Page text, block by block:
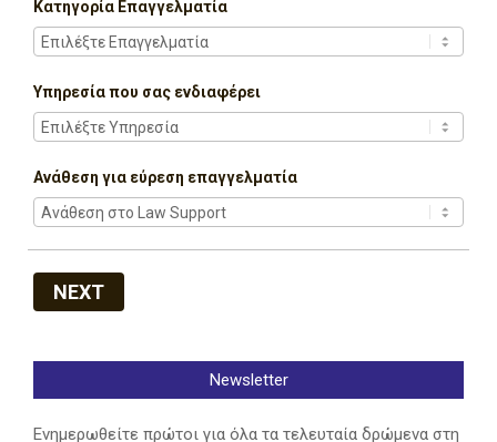
Κατηγορία Επαγγελματία
Υπηρεσία που σας ενδιαφέρει
Ανάθεση για εύρεση επαγγελματία
NEXT
Newsletter
Ενημερωθείτε πρώτοι για όλα τα τελευταία δρώμενα στη